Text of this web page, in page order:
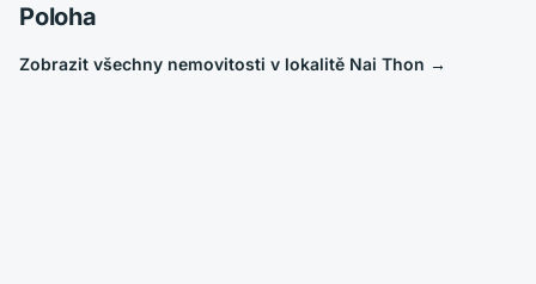
Poloha
Zobrazit všechny nemovitosti v lokalitě Nai Thon →